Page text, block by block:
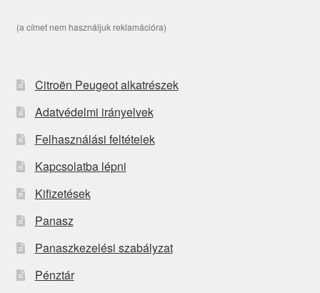
(a címet nem használjuk reklamációra)
Citroën Peugeot alkatrészek
Adatvédelmi irányelvek
Felhasználási feltételek
Kapcsolatba lépni
Kifizetések
Panasz
Panaszkezelési szabályzat
Pénztár